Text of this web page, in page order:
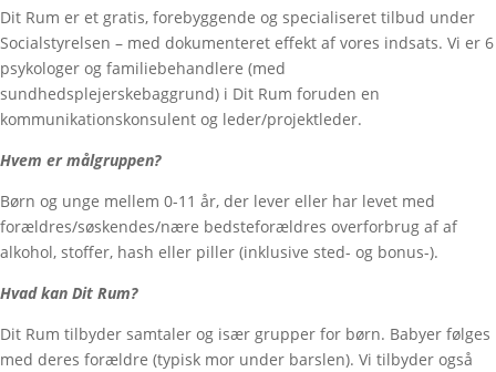
Dit Rum er et gratis, forebyggende og specialiseret tilbud under
Socialstyrelsen – med dokumenteret effekt af vores indsats. Vi er 6
psykologer og familiebehandlere (med
sundhedsplejerskebaggrund) i Dit Rum foruden en
kommunikationskonsulent og leder/projektleder.
Hvem er målgruppen?
Børn og unge mellem 0-11 år, der lever eller har levet med
forældres/søskendes/nære bedsteforældres overforbrug af af
alkohol, stoffer, hash eller piller (inklusive sted- og bonus-).
Hvad kan Dit Rum?
Dit Rum tilbyder samtaler og især grupper for børn. Babyer følges
med deres forældre (typisk mor under barslen). Vi tilbyder også